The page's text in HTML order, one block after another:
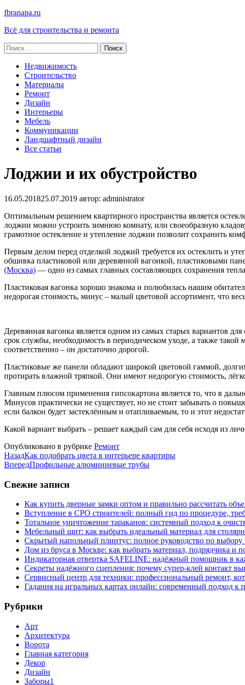
fbranapa.ru
Всё для строительства и ремонта
Найти:
Недвижимость
Строительство
Материалы
Ремонт
Дизайн
Интерьеры
Мебель
Коммуникации
Ландшафтный дизайн
Все статьи
Лоджии и их обустройство
16.05.201825.07.2019 автор: administrator
Оптимальным решением квартирного пространства является
лоджии можно устроить зимнюю комнату, или своеобразную
грамотное остекление и утепление лоджии позволит сохранить
Первым делом перед отделкой лоджий требуется их остеклить и
обшивка пластиковой или деревянной вагонкой, пластиковыми
(Москва) — одно из самых главных составляющих сохранения
Пластиковая вагонка хорошо знакома и полюбилась нашим
недорогая стоимость, минус – малый цветовой ассортимент, что
Деревянная вагонка является одним из самых старых вариантов
срок службы, необходимость в периодическом уходе, а также такой
соответственно – он достаточно дорогой.
Пластиковые же панели обладают широкой цветовой гаммой,
протирать влажной тряпкой. Они имеют недорогую стоимость,
Главным плюсом применения гипсокартона является то, что в
Минусов практически не существует, но не стоит забывать о
если балкон будет застеклённым и отапливаемым, то и этот
Какой вариант выбрать – решает каждый сам для себя исходя из
Опубликовано в рубрике Ремонт
НазадКак подобрать цвета в интерьере квартиры
ВпередПрофильные алюминиевые трубы
Свежие записи
Как купить дверные замки оптом и правильно рассчитать
Вступление в СРО строителей: полный гид по процедуре,
Тотальное уничтожение тараканов: системный подход к
Мебельный щит: как выбрать идеальный материал для
Скрытый напольный плинтус: полное руководство по
Дом из бруса в Москве: как выбрать материал, подрядчика и
Индикаторная отвертка SAFELINE: надёжный помощник в
Секреты надёжного сцепления: почему супер‑клей контакт
Сервисный центр для техники: профессиональный ремонт,
Гадания на игральных картах онлайн: современный подход к
Рубрики
Арт
Архитектура
Ворота
Главная категория
Декор
Дизайн
Заборы1